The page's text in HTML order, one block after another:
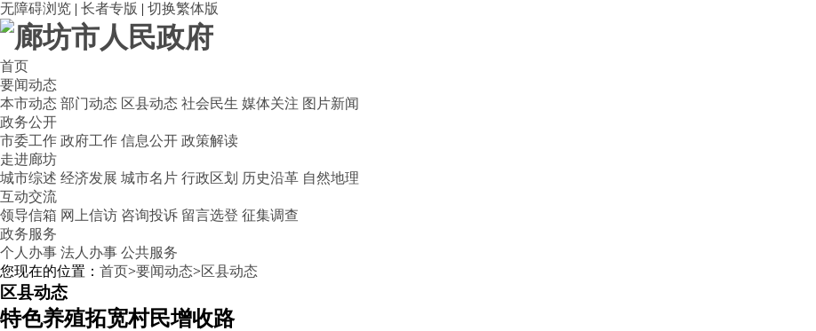
无障碍浏览 | 长者专版 | 切换繁体版
首页
要闻动态
本市动态 部门动态 区县动态 社会民生 媒体关注 图片新闻
政务公开
市委工作 政府工作 信息公开 政策解读
走进廊坊
城市综述 经济发展 城市名片 行政区划 历史沿革 自然地理
互动交流
领导信箱 网上信访 咨询投诉 留言选登 征集调查
政务服务
个人办事 法人办事 公共服务
您现在的位置： 首页>要闻动态>区县动态
区县动态
特色养殖拓宽村民增收路